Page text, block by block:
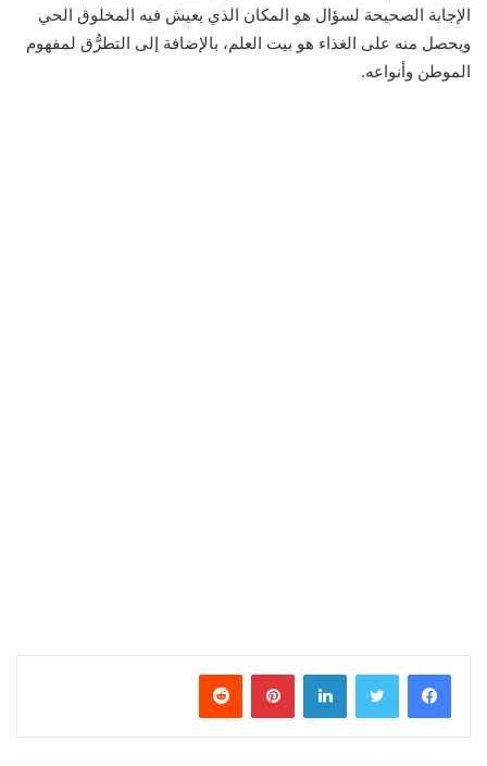
الإجابة الصحيحة لسؤال هو المكان الذي يعيش فيه المخلوق الحي
ويحصل منه على الغذاء هو بيت العلم، بالإضافة إلى التطرُّق لمفهوم
الموطن وأنواعه.
فيسبوك تويتر لينكدإن بينتيريست